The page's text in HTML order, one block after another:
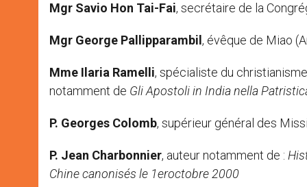
Mgr Savio Hon Tai-Fai, secrétaire de la
Mgr George Pallipparambil , évêque de Miao
Mme Ilaria Ramelli, spécialiste du
notamment de Gli Apostoli in India nella
P. Georges Colomb, supérieur général des
P. Jean Charbonnier, auteur notamment de :
Chine canonisés le 1eroctobre 2000